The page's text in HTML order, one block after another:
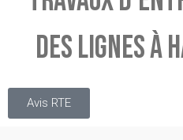
DES LIGNES À
Avis RTE